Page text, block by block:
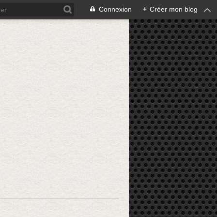
Connexion + Créer mon blog